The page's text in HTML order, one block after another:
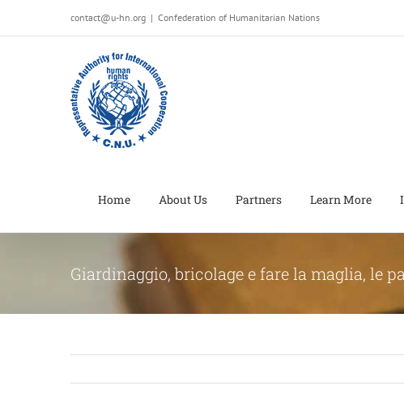
al
contact@u-hn.org | Confederation of Humanitarian Nations
Home About Us Partners Learn More
Giardinaggio, bricolage e fare la maglia, le